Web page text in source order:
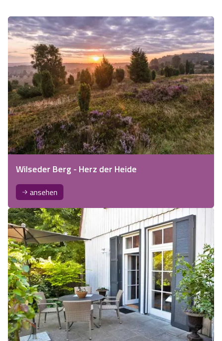
Wilseder Berg - Herz der Heide
ansehen